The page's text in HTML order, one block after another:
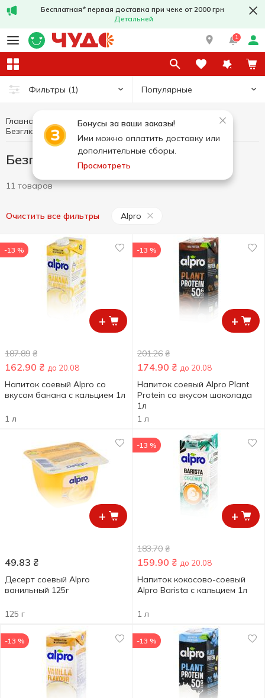
Бесплатная* первая доставка при чеке от 2000 грн
Детальней
1
Фильтры (1) Популярные
Бонусы за ваши заказы!
Ими можно оплатить доставку или
дополнительные сборы.
Просмотреть
Главная
Здоровое питание и образ жизни
Безглютеновые товары
Безглютеновые товары Alpro
11 товаров
Очистить все фильтры Alpro
+
-13 %
187.89 ₴
162.90 ₴ до 20.08
Напиток соевый Alpro со
вкусом банана с кальцием 1л
1 л
+
-13 %
201.26 ₴
174.90 ₴ до 20.08
Напиток соевый Alpro Plant
Protein со вкусом шоколада
1л
1 л
+
49.83 ₴
Десерт соевый Alpro
ванильный 125г
125 г
+
-13 %
183.70 ₴
159.90 ₴ до 20.08
Напиток кокосово-соевый
Alpro Barista с кальцием 1л
1 л
-13 % -13 %